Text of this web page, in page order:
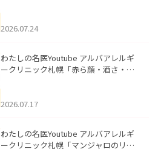
た。
2026.07.24
わたしの名医Youtube アルバアレルギ
ークリニック札幌「赤ら顔・酒さ・ニ
した。
2026.07.17
わたしの名医Youtube アルバアレルギ
ークリニック札幌「マンジャロのリア